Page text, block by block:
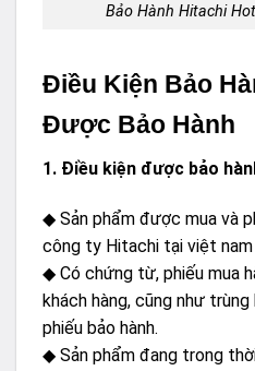
Bảo Hành Hitachi
Điều Kiện Bảo
Được Bảo Hành
1. Điều kiện được bảo
◆ Sản phẩm được mua và
công ty Hitachi tại việt nam
◆ Có chứng từ, phiếu mua
khách hàng, cũng như
phiếu bảo hành.
◆ Sản phẩm đang trong